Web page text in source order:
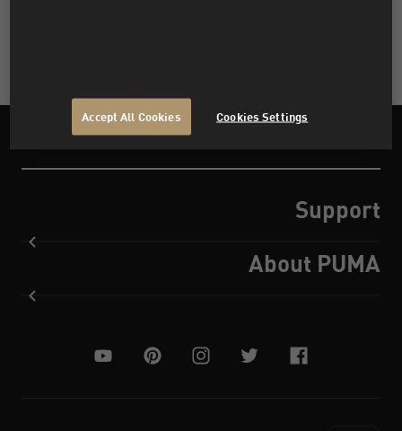
Support
About PUMA
facebook
twitter
instagram
pinterest
youtube
Cookies Settings
Accept All Cookies